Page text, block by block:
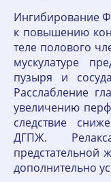
Ингибирование
к повышению
теле полового
мускулатуре
пузыря и
Расслабление
увеличению
следствие
ДГПЖ.
предстательной
дополнительно